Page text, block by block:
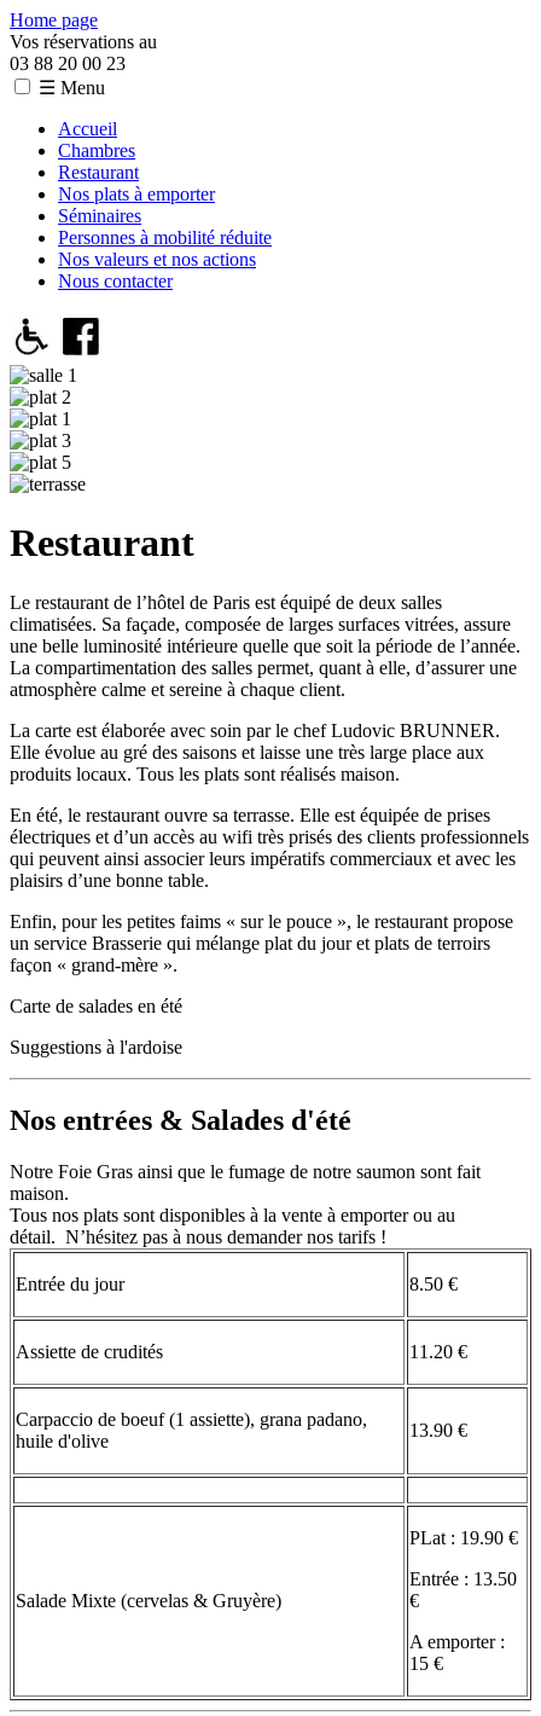
Home page
Vos réservations au
03 88 20 00 23
☰ Menu
Accueil
Chambres
Restaurant
Nos plats à emporter
Séminaires
Personnes à mobilité réduite
Nos valeurs et nos actions
Nous contacter
Restaurant
Le restaurant de l’hôtel de Paris est équipé de deux salles
climatisées. Sa façade, composée de larges surfaces vitrées, assure
une belle luminosité intérieure quelle que soit la période de l’année.
La compartimentation des salles permet, quant à elle, d’assurer une
atmosphère calme et sereine à chaque client.
La carte est élaborée avec soin par le chef Ludovic BRUNNER.
Elle évolue au gré des saisons et laisse une très large place aux
produits locaux. Tous les plats sont réalisés maison.
En été, le restaurant ouvre sa terrasse. Elle est équipée de prises
électriques et d’un accès au wifi très prisés des clients professionnels
qui peuvent ainsi associer leurs impératifs commerciaux et avec les
plaisirs d’une bonne table.
Enfin, pour les petites faims « sur le pouce », le restaurant propose
un service Brasserie qui mélange plat du jour et plats de terroirs
façon « grand-mère ».
Carte de salades en été
Suggestions à l'ardoise
Nos entrées & Salades d'été
Notre Foie Gras ainsi que le fumage de notre saumon sont fait
maison.
Tous nos plats sont disponibles à la vente à emporter ou au
détail. N’hésitez pas à nous demander nos tarifs !
Entrée du jour 8.50 €
Assiette de crudités 11.20 €
Carpaccio de boeuf (1 assiette), grana padano,
huile d'olive
13.90 €
Salade Mixte (cervelas & Gruyère)
PLat : 19.90 €
Entrée : 13.50
€
A emporter :
15 €